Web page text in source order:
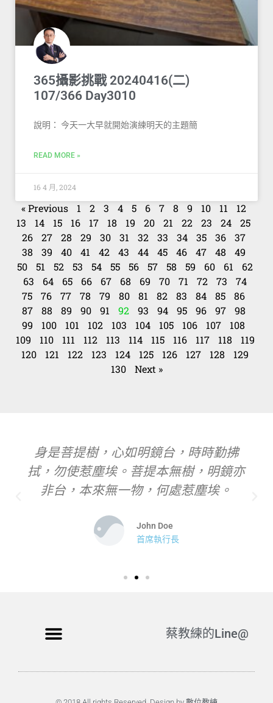
365攝影挑戰 20240416(二)
107/366 Day3010
說明： 今天一大早就開始演練明天的主題簡
READ MORE »
16 4 月, 2024
« Previous 1 2 3 4 5 6 7 8 9 10 11
12
13
14 15 16 17 18 19 20 21 22 23 24
25
26
27 28 29 30 31 32 33 34 35 36
37
38
39 40 41 42 43 44 45 46 47 48
49
50
51 52 53 54 55 56 57 58 59 60 61
62
63
64 65 66 67 68 69 70 71 72 73
74
75
76 77 78 79 80 81 82 83 84 85
86
87
88 89 90 91 92 93 94 95 96 97
98
99
100 101 102 103 104 105 106 107
108
109
110 111 112 113 114 115 116 117 118
119
120
121 122 123 124 125 126 127 128
129
130
Next »
身是菩提樹，心如明鏡台，時時勤拂
拭，勿使惹塵埃。菩提本無樹，明鏡亦
非台，本來無一物，何處惹塵埃。
John Doe
首席執行長
蔡教練的Line@